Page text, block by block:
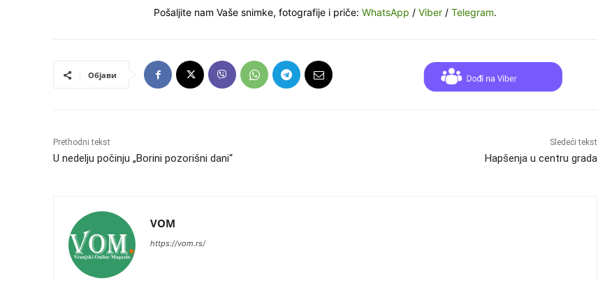
Pošaljite nam Vaše snimke, fotografije i priče: WhatsApp / Viber/ Telegram.
Објави
Prethodni tekst
U nedelju počinju „Borini pozorišni dani“
Sledeći tekst
Hapšenja u centru grada
VOM
https://vom.rs/